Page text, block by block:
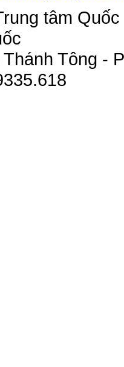
tâm
Tông -